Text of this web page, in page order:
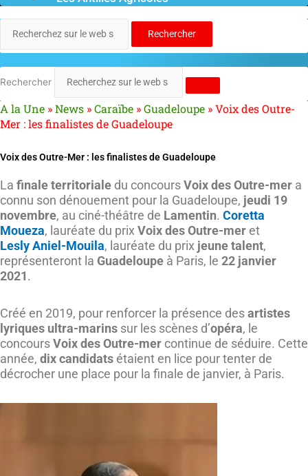
Rechercher
Rechercher
A la Une »News »Caraïbe »Guadeloupe »Voix des Outre-
Mer : les finalistes de Guadeloupe
Voix des Outre-Mer : les finalistes de Guadeloupe
La finale territoriale du concoursVoix des Outre-mer a
connu son dénouement pour la Guadeloupe, jeudi 19
novembre, au ciné-théâtre de Lamentin. Coretta
Moueza, lauréate du prixVoix des Outre-mer et
Lesly Aniel-Mouila, lauréate du prix jeune talent,
représenteront la Guadeloupe à Paris, le 22 janvier
2021.
Créé en 2019, pour renforcer la présence desartistes
lyriques ultra-marins sur les scènes d’opéra, le
concoursVoix des Outre-mer continue de séduire. Cette
année, dix candidats étaient en lice pour tenter de
décrocher une place pour la finale de janvier, à Paris.